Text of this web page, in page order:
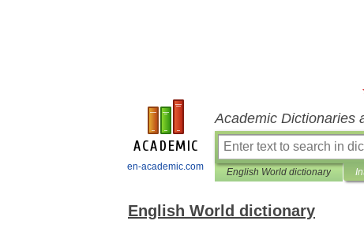
en-academic.com
Academic Dictionaries
English World dictionary
English World dictionary